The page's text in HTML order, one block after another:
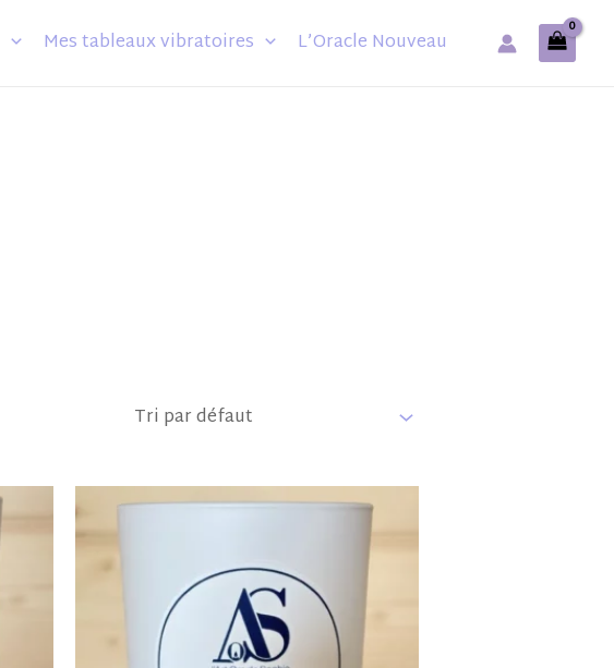
Mes tableaux vibratoires L’Oracle Nouveau